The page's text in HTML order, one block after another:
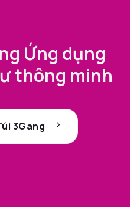
Ứng dụng
thông minh
3Gang